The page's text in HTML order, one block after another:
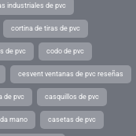
industriales de pvc
cortina de tiras de pvc
de pvc codo de pvc
cesvent ventanas de pvc reseñas
de pvc casquillos de pvc
mano casetas de pvc